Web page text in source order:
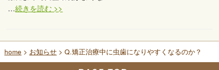
…続きを読む >>
home > お知らせ> Q.矯正治療中に虫歯になりやすくなるのか？